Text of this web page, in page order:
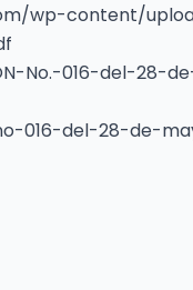
wp-content/
No.-016-del-28-
016-del-28-de-